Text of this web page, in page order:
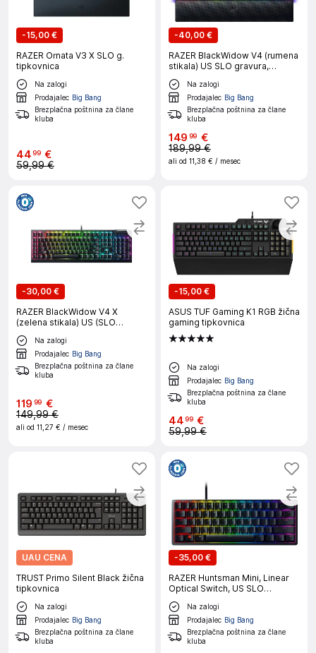
-15,00 €
RAZER Ornata V3 X SLO g.
tipkovnica
Na zalogi
Prodajalec Big Bang
Brezplačna poštnina za člane
kluba
4499 €
59,99 €
-40,00 €
RAZER BlackWidow V4 (rumena
stikala) US SLO gravura,
mehanska gaming tipkovnica
Na zalogi
Prodajalec Big Bang
Brezplačna poštnina za člane
kluba
149 99 €
189,99 €
ali od 11,38 € / mesec
-30,00 €
RAZER BlackWidow V4 X
(zelena stikala) US (SLO
gravura) mehanska gaming
tipkovnica
Na zalogi
Prodajalec Big Bang
Brezplačna poštnina za člane
kluba
119 99 €
149,99 €
ali od 11,27 € / mesec
-15,00 €
ASUS TUF Gaming K1 RGB žična
gaming tipkovnica
Na zalogi
Prodajalec Big Bang
Brezplačna poštnina za člane
kluba
4499 €
59,99 €
UAU CENA
TRUST Primo Silent Black žična
tipkovnica
Na zalogi
Prodajalec Big Bang
Brezplačna poštnina za člane
kluba
-35,00 €
RAZER Huntsman Mini, Linear
Optical Switch, US SLO
tipkovnica
Na zalogi
Prodajalec Big Bang
Brezplačna poštnina za člane
kluba